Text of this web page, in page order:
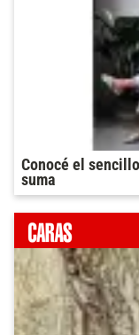
Conocé el
suma